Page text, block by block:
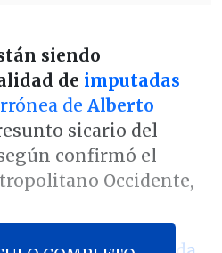
siendo
de imputadas
de Alberto
sicario del
confirmó el
Occidente,